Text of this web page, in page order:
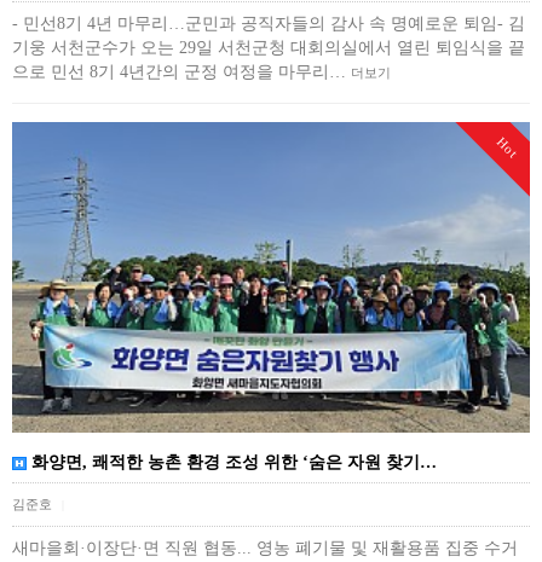
- 민선8기 4년 마무리…군민과 공직자들의 감사 속 명예로운 퇴임- 김
기웅 서천군수가 오는 29일 서천군청 대회의실에서 열린 퇴임식을 끝
으로 민선 8기 4년간의 군정 여정을 마무리… 더보기
Hot
화양면, 쾌적한 농촌 환경 조성 위한 ‘숨은 자원 찾기…
김준호
새마을회·이장단·면 직원 협동... 영농 폐기물 및 재활용품 집중 수거